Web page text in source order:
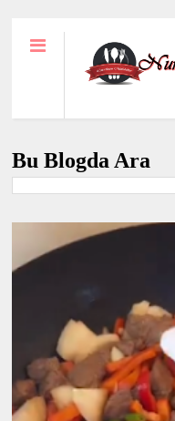
Bu Blogda Ara